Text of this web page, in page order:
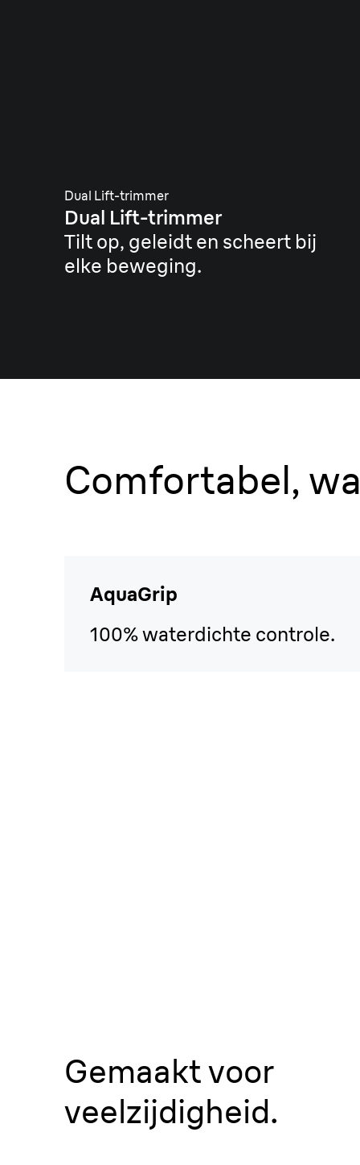
Dual Lift-trimmer
Dual Lift-trimmer
Tilt op, geleidt en scheert bij
elke beweging.
Comfortabel,
AquaGrip
100% waterdichte controle.
Gemaakt voor
veelzijdigheid.